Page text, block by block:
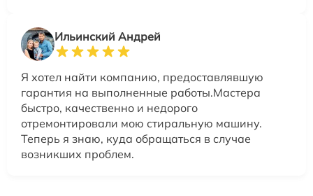
Ильинский Андрей
Я хотел найти компанию, предоставлявшую
гарантия на выполненные работы.Мастера
быстро, качественно и недорого
отремонтировали мою стиральную машину.
Теперь я знаю, куда обращаться в случае
возникших проблем.